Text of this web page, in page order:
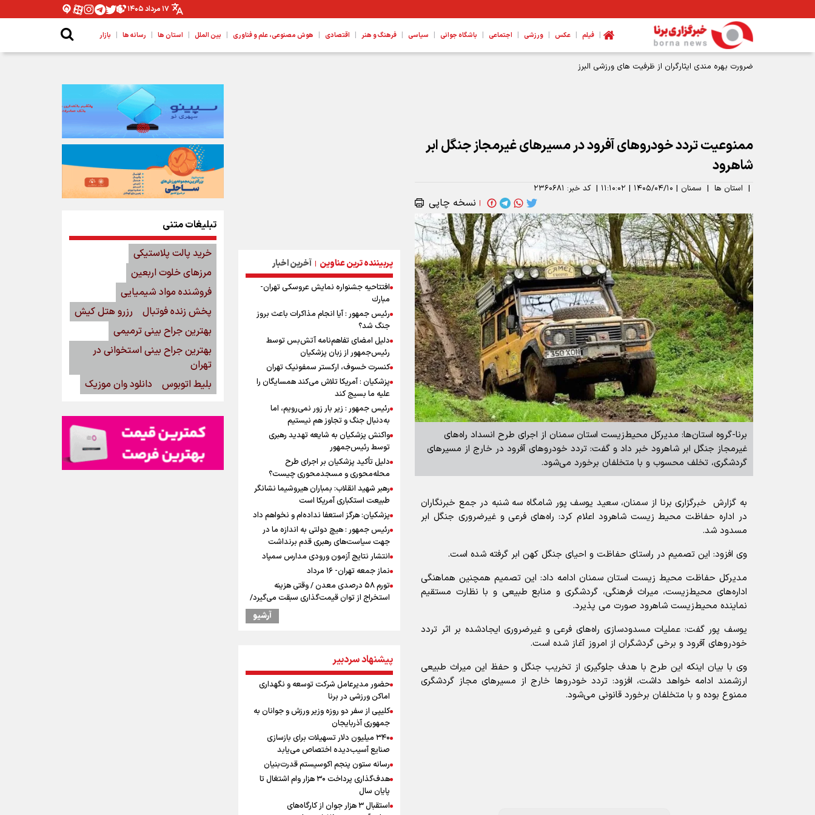
۱۷ مرداد ۱۴۰۵
| فیلم | عکس | ورزشی | اجتماعی | باشگاه جوانی | سیاسی | فرهنگ و هنر | اقتصادی | هوش مصنوعی، علم و فناوری | بین الملل | استان ها | رسانه ها | بازار
ضرورت بهره مندی ایثارگران از ظرفیت های ورزشی البرز
ممنوعیت تردد خودروهای آفرود در مسیرهای غیرمجاز جنگل ابر
شاهرود
| استان ها | سمنان | ۱۴۰۵/۰۴/۱۰ | ۱۱:۱۰:۰۲ | کد خبر: ۲۳۶۰۶۸۱
| نسخه چاپی
برنا-گروه استان‌ها: مدیرکل محیط‌زیست استان سمنان از اجرای طرح انسداد راه‌های
غیرمجاز جنگل ابر شاهرود خبر داد و گفت: تردد خودروهای آفرود در خارج از مسیرهای
گردشگری، تخلف محسوب و با متخلفان برخورد می‌شود.
به گزارش خبرگزاری برنا از سمنان، سعید یوسف پور شامگاه سه شنبه در جمع خبرنگاران
در اداره حفاظت محیط زیست شاهرود اعلام کرد: راه‌های فرعی و غیرضروری جنگل ابر
مسدود شد.
وی افزود: این تصمیم در راستای حفاظت و احیای جنگل کهن ابر گرفته شده است.
مدیرکل حفاظت محیط زیست استان سمنان ادامه داد: این تصمیم همچنین هماهنگی
اداره‌های محیط‌زیست، میراث فرهنگی، گردشگری و منابع طبیعی و با نظارت مستقیم
نماینده محیط‌زیست شاهرود صورت می پذیرد.
یوسف پور گفت: عملیات مسدودسازی راه‌های فرعی و غیرضروری ایجادشده بر اثر تردد
خودروهای آفرود و برخی گردشگران از امروز آغاز شده است.
وی با بیان اینکه این طرح با هدف جلوگیری از تخریب جنگل و حفظ این میراث طبیعی
ارزشمند ادامه خواهد داشت، افزود: تردد خودروها خارج از مسیرهای مجاز گردشگری
ممنوع بوده و با متخلفان برخورد قانونی می‌شود.
پربیننده ترین عناوین | آخرین اخبار
افتتاحیه جشنواره نمايش عروسكى تهران-
مبارك
رئیس جمهور : آیا انجام مذاکرات باعث بروز
جنگ شد؟
دلیل امضای تفاهم‌نامه آتش‌بس توسط
رئیس‌جمهور از زبان پزشکیان
کنسرت خسوف، ارکستر سمفونیک تهران
پزشکیان : آمریکا تلاش می‌کند همسایگان را
علیه ما بسیج کند
رئیس جمهور : زیر بار زور نمی‌رویم، اما
به‌دنبال جنگ و تجاوز هم نیستیم
واکنش پزشکیان به شایعه تهدید رهبری
توسط رئیس‌جمهور
دلیل تأکید پزشکیان بر اجرای طرح
محله‌محوری و مسجدمحوری چیست؟
رهبر شهید انقلاب: بمباران هیروشیما نشانگر
طبیعت استکباری آمریکا است
پزشکیان: هرگز استعفا نداده‌ام و نخواهم داد
رئیس جمهور : هیچ دولتی به اندازه ما در
جهت سیاست‌های رهبری قدم برنداشت
انتشار نتایج آزمون ورودی مدارس سمپاد
نماز جمعه تهران- ۱۶ مرداد
تورم ۵۸ درصدی معدن / وقتی هزینه
استخراج از توان قیمت‌گذاری سبقت می‌گیرد/
وزیر ورزش و جوانان ایران از مرکز ملی جودوی
جمهوری آذربایجان بازدید کرد
بازدید وزیر ورزش ایران از مجموعه ملی
تیراندازی باکو یکی از مجهزترین مراکز
تیراندازی منطقه
پزشکیان: مذاکره به معنای تسلیم نیست/
دولت برای خدمت به مردم خواهد ایستاد/
هیچ اختلافی میان دولت و نیروهای مسلح
وجود ندارد
پیش بینی نرخ ارز، طلا و سکه شنبه ۱۷مرداد/
طلا و دلار در آستانه یک تغییر مهم
همتی: اظهارات جدید آمریکا با ادعاهای قبلی
آرشیو
پیشنهاد سردبیر
حضور مدیرعامل شرکت توسعه و نگهداری
اماکن ورزشی در برنا
کلیپی از سفر دو روزه وزیر ورزش و جوانان به
جمهوری آذربایجان
۳۴۰ میلیون دلار تسهیلات برای بازسازی
صنایع آسیب‌دیده اختصاص می‌یابد
رسانه ستون پنجم اکوسیستم قدرت‌بنیان
هدف‌گذاری پرداخت ۳۰ هزار وام اشتغال تا
پایان سال
استقبال ۳ هزار جوان از کارگاه‌های
تبلیغات متنی
خرید پالت پلاستیکی
مرزهای خلوت اربعین
فروشنده مواد شیمیایی
پخش زنده فوتبال
رزرو هتل کیش
بهترین جراح بینی ترمیمی
بهترین جراح بینی استخوانی در
تهران
بلیط اتوبوس
دانلود وان موزیک